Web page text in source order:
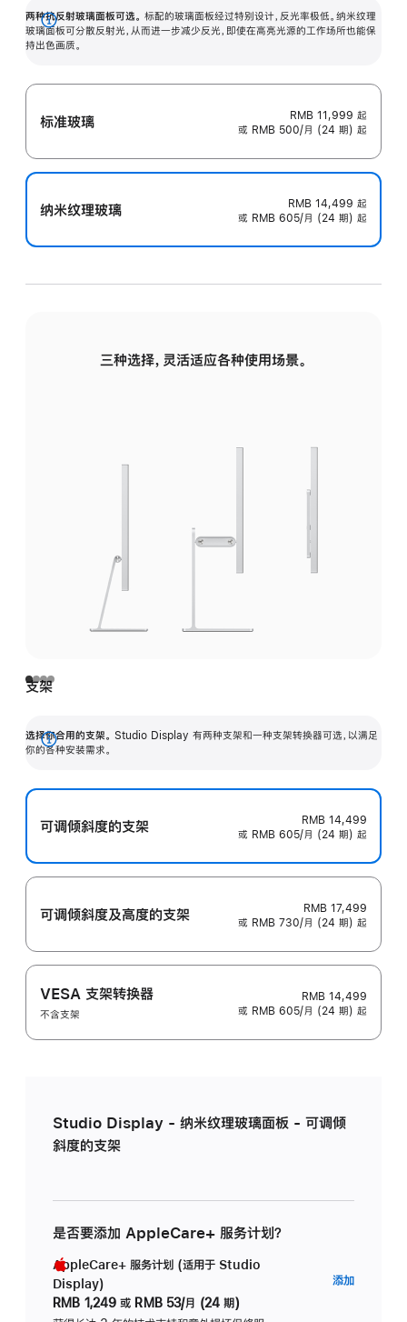
两种抗反射玻璃面板可选。 标配的玻璃面板经过特别设计，反光率极低。纳米纹理
玻璃面板可分散反射光，从而进一步减少反光，即使在高亮光源的工作场所也能保
持出色画质。
展
开
标准玻璃 RMB 11,999 起
或 RMB 500/月 (24 期) 起
纳米纹理玻璃 RMB 14,499 起
或 RMB 605/月 (24 期) 起
三种选择，灵活适应各种使用场景。
支架
选择你合用的支架。 Studio Display 有两种支架和一种支架转换器可选，以满足
你的各种安装需求。
展
可调倾斜度的支架
RMB 14,499
或 RMB 605/月 (24 期) 起
可调倾斜度及高‍度的支‍架
RMB 17,499
或 RMB 730/月 (24 期) 起
VESA 支架转换器
不含支架
RMB 14,499
或 RMB 605/月 (24 期) 起
Studio Display - 纳米纹理玻璃面板 - 可调倾
斜度的支架
是否要添加 AppleCare+ 服务计划？
AppleCare+ 服务计划 (适用于 Studio
Display)
RMB 1,249 或 RMB 53/月 (24 期)
添加